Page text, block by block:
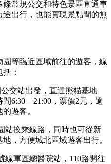
條常規公交和特色景區直通車
出行，也能實現景點間的無
等臨近區域前往的遊客，線
：
交站出發，直達熊貓基地
6:30 – 21:00，票價2元，適
遊客。
站換乘線路，同時也可從新
，方便城北區域遊客出行。
線軍區總醫院站，110路開往